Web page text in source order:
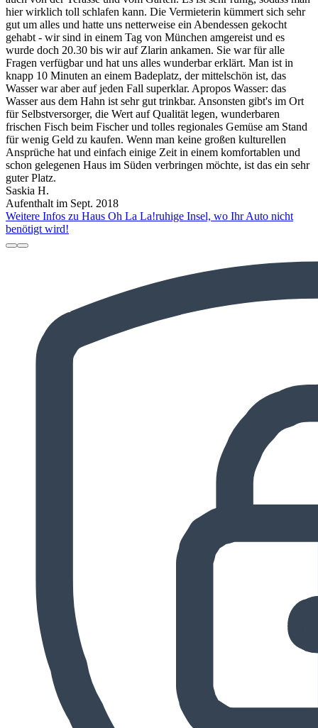
hier wirklich toll schlafen kann. Die Vermieterin kümmert sich sehr
gut um alles und hatte uns netterweise ein Abendessen gekocht
gehabt - wir sind in einem Tag von München amgereist und es
wurde doch 20.30 bis wir auf Zlarin ankamen. Sie war für alle
Fragen verfügbar und hat uns alles wunderbar erklärt. Man ist in
knapp 10 Minuten an einem Badeplatz, der mittelschön ist, das
Wasser war aber auf jeden Fall superklar. Apropos Wasser: das
Wasser aus dem Hahn ist sehr gut trinkbar. Ansonsten gibt's im Ort
für Selbstversorger, die Wert auf Qualität legen, wunderbaren
frischen Fisch beim Fischer und tolles regionales Gemüse am Stand
für wenig Geld zu kaufen. Wenn man keine großen kulturellen
Ansprüche hat und einfach einige Zeit in einem komfortablen und
schon gelegenen Haus im Süden verbringen möchte, ist das ein sehr
guter Platz.
Saskia H.
Aufenthalt im Sept. 2018
Weitere Infos zu Haus Oh La La!ruhige Insel, wo Ihr Auto nicht
benötigt wird!